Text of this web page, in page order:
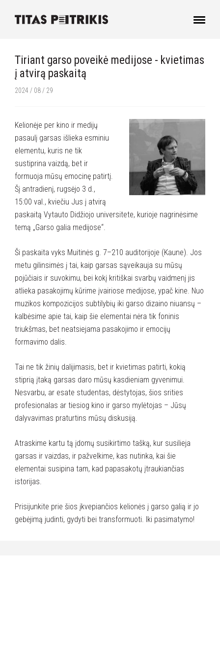
Tiriant garso poveikė medijose - kvietimas
į atvirą paskaitą
2024 / 08 / 29
Kelionėje per kino ir medijų
pasaulį garsas išlieka esminiu
elementu, kuris ne tik
sustiprina vaizdą, bet ir
formuoja mūsų emocinę patirtį.
Šį antradienį, rugsėjo 3 d.,
15:00 val., kviečiu Jus į atvirą
paskaitą Vytauto Didžiojo universitete, kurioje nagrinėsime
temą „Garso galia medijose“.
Ši paskaita vyks Muitinės g. 7–210 auditorijoje (Kaune). Jos
metu gilinsimės į tai, kaip garsas sąveikauja su mūsų
pojūčiais ir suvokimu, bei kokį kritiškai svarbų vaidmenį jis
atlieka pasakojimų kūrime įvairiose medijose, ypač kine. Nuo
muzikos kompozicijos subtilybių iki garso dizaino niuansų –
kalbėsime apie tai, kaip šie elementai nėra tik foninis
triukšmas, bet neatsiejama pasakojimo ir emocijų
formavimo dalis.
Tai ne tik žinių dalijimasis, bet ir kvietimas patirti, kokią
stiprią įtaką garsas daro mūsų kasdieniam gyvenimui.
Nesvarbu, ar esate studentas, dėstytojas, šios srities
profesionalas ar tiesiog kino ir garso mylėtojas – Jūsų
dalyvavimas praturtins mūsų diskusiją.
Atraskime kartu tą įdomų susikirtimo tašką, kur susilieja
garsas ir vaizdas, ir pažvelkime, kas nutinka, kai šie
elementai susipina tam, kad papasakotų įtraukiančias
istorijas.
Prisijunkite prie šios įkvepiančios kelionės į garso galią ir jo
gebėjimą judinti, gydyti bei transformuoti. Iki pasimatymo!